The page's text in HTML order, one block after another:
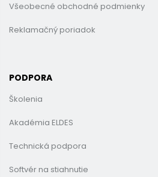
Všeobecné obchodné podmienky
Reklamačný poriadok
PODPORA
Školenia
Akadémia ELDES
Technická podpora
Softvér na stiahnutie